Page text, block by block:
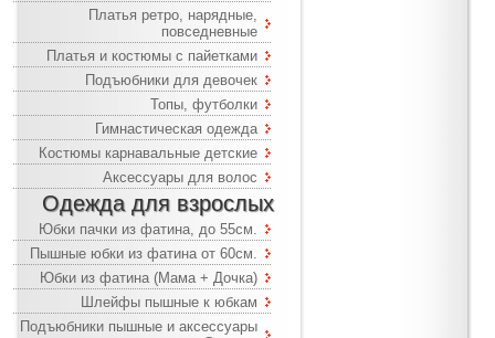
Платья ретро, нарядные,
повседневные
Платья и костюмы с пайетками
Подъюбники для девочек
Топы, футболки
Гимнастическая одежда
Костюмы карнавальные детские
Аксессуары для волос
Одежда для взрослых
Юбки пачки из фатина, до 55см.
Пышные юбки из фатина от 60см.
Юбки из фатина (Мама + Дочка)
Шлейфы пышные к юбкам
Подъюбники пышные и аксессуары